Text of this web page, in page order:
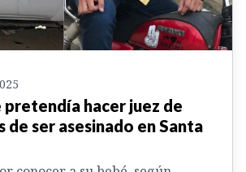
pretendía hacer juez de
de ser asesinado en Santa